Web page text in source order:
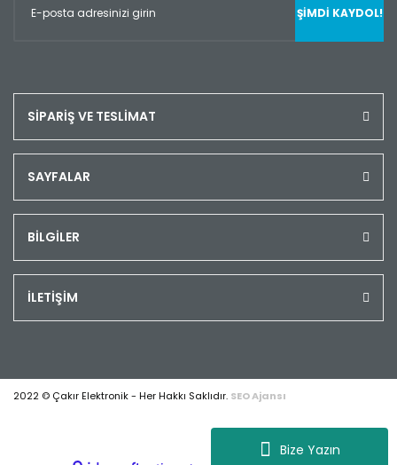
Bize Yazın
ŞİMDİ KAYDOL!
SİPARİŞ VE TESLİMAT
SAYFALAR
BİLGİLER
İLETİŞİM
2022 © Çakır Elektronik - Her Hakkı Saklıdır. SEO Ajansı